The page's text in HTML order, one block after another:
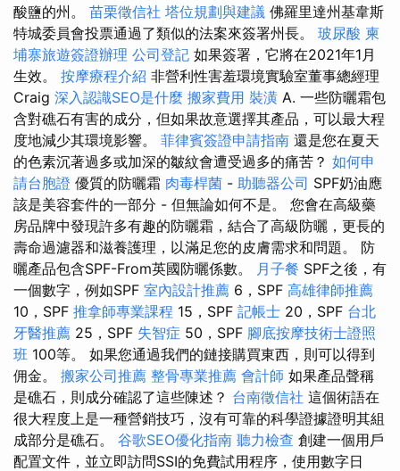
酸鹽的州。 苗栗徵信社 塔位規劃與建議 佛羅里達州基韋斯
特城委員會投票通過了類似的法案來簽署州長。 玻尿酸 柬
埔寨旅遊簽證辦理 公司登記 如果簽署，它將在2021年1月
生效。 按摩療程介紹 非營利性害羞環境實驗室董事總經理
Craig 深入認識SEO是什麼 搬家費用 裝潢 A. 一些防曬霜包
含對礁石有害的成分，但如果故意選擇其產品，可以最大程
度地減少其環境影響。 菲律賓簽證申請指南 還是您在夏天
的色素沉著過多或加深的皺紋會遭受過多的痛苦？ 如何申
請台胞證 優質的防曬霜 肉毒桿菌 - 助聽器公司 SPF奶油應
該是美容套件的一部分 - 但無論如何不是。 您會在高級藥
房品牌中發現許多有趣的防曬霜，結合了高級防曬，更長的
壽命過濾器和滋養護理，以滿足您的皮膚需求和問題。 防
曬產品包含SPF-From英國防曬係數。
月子餐 SPF之後，有
一個數字，例如SPF 室內設計推薦 6，SPF 高雄律師推薦
10，SPF 推拿師專業課程 15，SPF 記帳士 20，SPF 台北
牙醫推薦 25，SPF 失智症 50，SPF 腳底按摩技術士證照
班 100等。 如果您通過我們的鏈接購買東西，則可以得到
佣金。 搬家公司推薦 整骨專業推薦 會計師 如果產品聲稱
是礁石，則成分確認了這些陳述？ 台南徵信社 這個術語在
很大程度上是一種營銷技巧，沒有可靠的科學證據證明其組
成部分是礁石。 谷歌SEO優化指南 聽力檢查 創建一個用戶
配置文件，並立即訪問SSI的免費試用程序，使用數字日